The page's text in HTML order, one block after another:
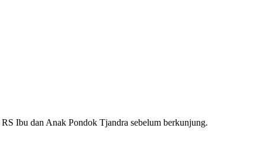
RS Ibu dan Anak Pondok Tjandra sebelum berkunjung.